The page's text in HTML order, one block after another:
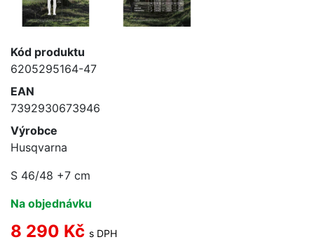
Kód produktu
6205295164-47
EAN
7392930673946
Výrobce
Husqvarna
S 46/48 +7 cm
Na objednávku
8 290 Kč s DPH